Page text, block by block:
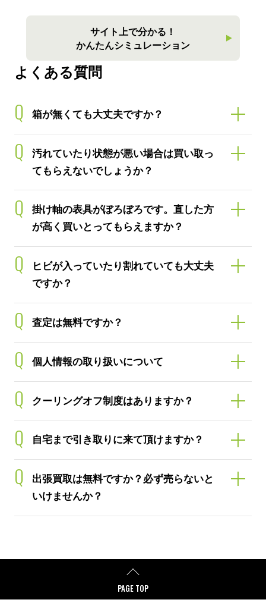
サイト上で分かる！
かんたんシミュレーション
よくある質問
Q 箱が無くても大丈夫ですか？
Q
汚れていたり状態が悪い場合は買い取っ
てもらえないでしょうか？
Q
掛け軸の表具がぼろぼろです。直した方
が高く買いとってもらえますか？
Q
ヒビが入っていたり割れていても大丈夫
ですか？
Q 査定は無料ですか？
Q 個人情報の取り扱いについて
Q クーリングオフ制度はありますか？
Q 自宅まで引き取りに来て頂けますか？
Q
出張買取は無料ですか？必ず売らないと
いけませんか？
PAGE TOP